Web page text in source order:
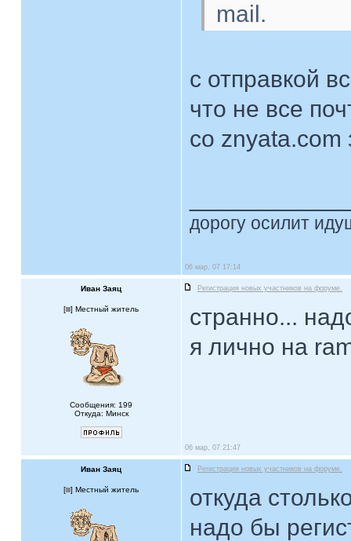
mail.
с отправкой
что не все
со znyata.com
дорогу осилит
06 мар, 07 17:14
Иван Заяц Регистрация новых участников на форуме.
[ ] Местный житель
Сообщения: 199
Откуда: Минск
странно...
я лично на
06 мар, 07 21:47
Иван Заяц Регистрация новых участников на форуме.
[ ] Местный житель
откуда
надо бы